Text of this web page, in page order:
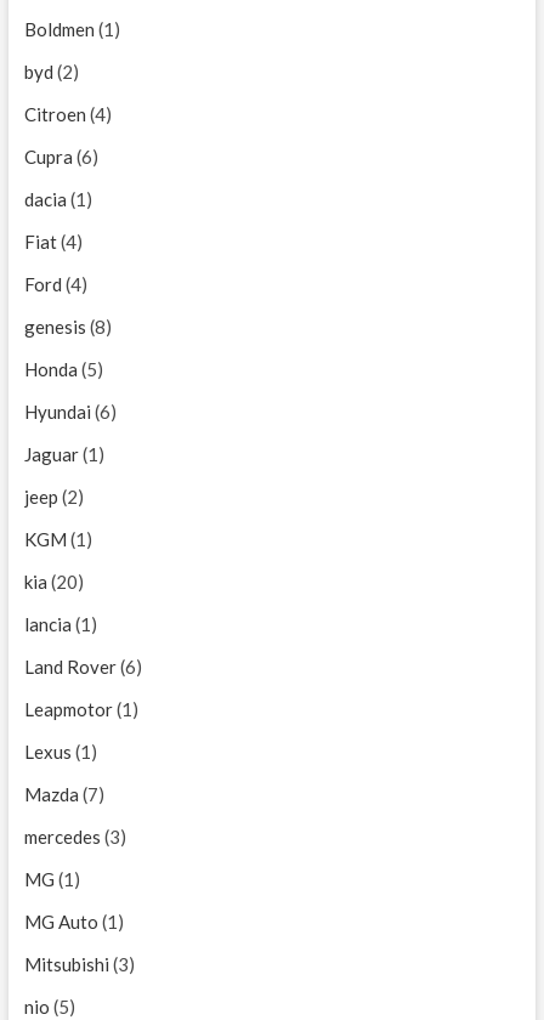
Boldmen (1)
byd (2)
Citroen (4)
Cupra (6)
dacia (1)
Fiat(4)
Ford (4)
genesis (8)
Honda (5)
Hyundai (6)
Jaguar(1)
jeep (2)
KGM (1)
kia (20)
lancia (1)
Land Rover(6)
Leapmotor(1)
Lexus (1)
Mazda (7)
mercedes (3)
MG (1)
MG Auto (1)
Mitsubishi (3)
nio (5)